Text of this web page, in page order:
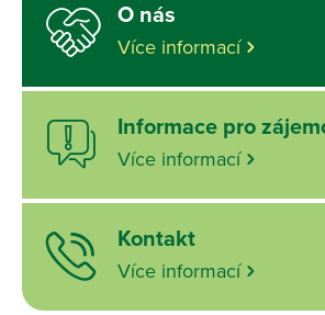
O nás
Více informací
Informace pro
Více informací
Kontakt
Více informací